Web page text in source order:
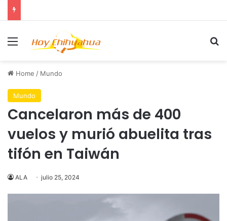
Menu
Home / Mundo
Mundo
Cancelaron más de 400
vuelos y murió abuelita tras
tifón en Taiwán
ALA julio 25, 2024